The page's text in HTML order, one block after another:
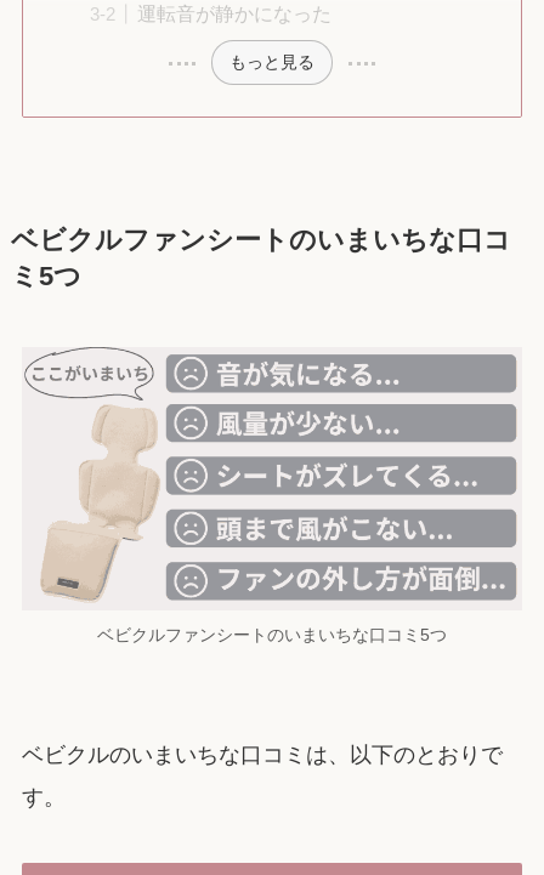
運転音が静かになった
もっと見る
ベビクルファンシートのいまいちな口コ
ミ5つ
ベビクルファンシートのいまいちな口コミ5つ
ベビクルのいまいちな口コミは、以下のとおりで
す。